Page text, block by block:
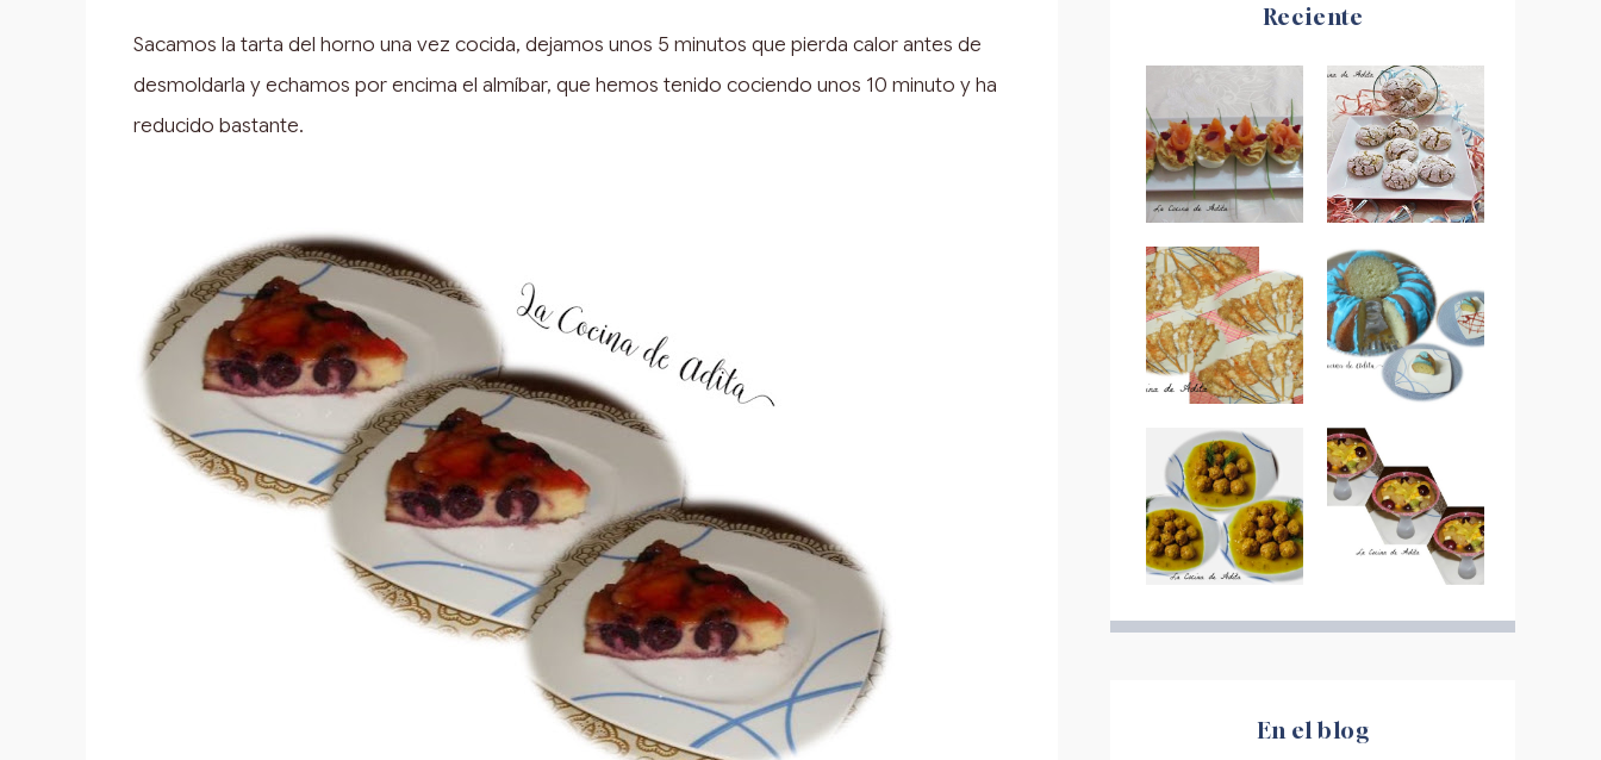
Sacamos la tarta del horno una vez cocida, dejamos unos 5 minutos que pierda calor antes de
desmoldarla y echamos por encima el almíbar, que hemos tenido cociendo unos 10 minuto y ha
reducido bastante.
Reciente
En el blog